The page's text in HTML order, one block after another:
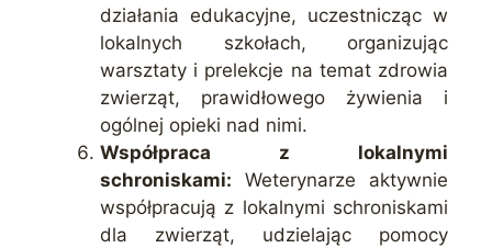
działania edukacyjne, uczestnicząc w
lokalnych szkołach, organizując
warsztaty i prelekcje na temat zdrowia
zwierząt, prawidłowego żywienia i
ogólnej opieki nad nimi.
Współpraca z lokalnymi
schroniskami: Weterynarze aktywnie
współpracują z lokalnymi schroniskami
dla zwierząt, udzielając pomocy